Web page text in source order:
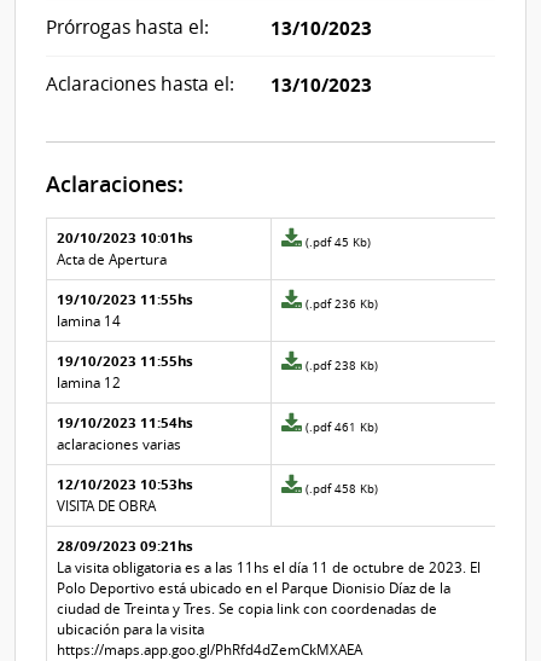
Prórrogas hasta el: 13/10/2023
Aclaraciones hasta el: 13/10/2023
Aclaraciones:
Aclaraciones del llamado
Fecha y
texto de
la
aclaración
Archivo
de la
aclaración
20/10/2023 10:01hs
Acta de Apertura
Archivo
de
la
Nº
5
(.pdf 45 Kb)
19/10/2023 11:55hs
lamina 14
Archivo
de
la
Nº
3
(.pdf 236 Kb)
19/10/2023 11:55hs
lamina 12
Archivo
de
la
Nº
4
(.pdf 238 Kb)
19/10/2023 11:54hs
aclaraciones varias
Archivo
de
la
Nº
(.pdf 461 Kb)
12/10/2023 10:53hs
VISITA DE OBRA
Archivo
de
aclaración
Nº
1
(.pdf 458 Kb)
28/09/2023 09:21hs
La visita obligatoria es a las 11hs el día 11 de octubre de 2023. El
Polo Deportivo está ubicado en el Parque Dionisio Díaz de la
ciudad de Treinta y Tres. Se copia link con coordenadas de
ubicación para la visita
https://maps.app.goo.gl/PhRfd4dZemCkMXAEA